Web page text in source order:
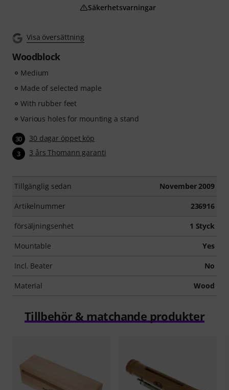
Visa översättning
Woodblock
Medium
Made of selected maple
With rubber feet
Various holes for mounting a stand
30 30 dagar öppet köp
3 3 års Thomann garanti
Tillgänglig sedan November 2009
Artikelnummer 236916
försäljningsenhet 1 Styck
Mountable Yes
Incl. Beater No
Material Wood
Säkerhetsvarningar
Tillbehör & matchande produkter